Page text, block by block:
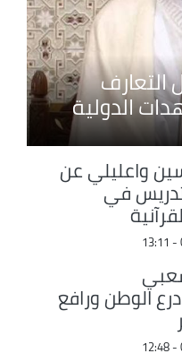
الدولية
واعليلي عن
في
الوطن ورافع